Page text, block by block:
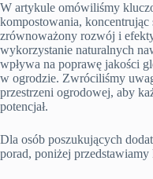
W artykule omówiliśmy
kompostowania, koncentrując
zrównoważony rozwój i
wykorzystanie naturalnych
wpływa na poprawę jakości
w ogrodzie. Zwróciliśmy
przestrzeni ogrodowej, aby
potencjał.
Dla osób poszukujących
porad, poniżej